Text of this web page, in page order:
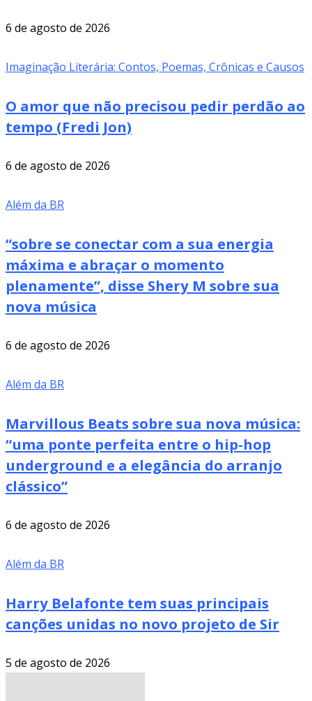
6 de agosto de 2026
Imaginação Literária: Contos, Poemas, Crônicas e Causos
O amor que não precisou pedir perdão ao
tempo (Fredi Jon)
6 de agosto de 2026
Além da BR
“sobre se conectar com a sua energia
máxima e abraçar o momento
plenamente”, disse Shery M sobre sua
nova música
6 de agosto de 2026
Além da BR
Marvillous Beats sobre sua nova música:
“uma ponte perfeita entre o hip-hop
underground e a elegância do arranjo
clássico”
6 de agosto de 2026
Além da BR
Harry Belafonte tem suas principais
canções unidas no novo projeto de Sir
5 de agosto de 2026